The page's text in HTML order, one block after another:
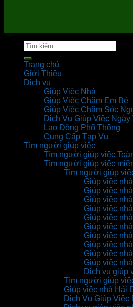
Tìm
kiếm:
Trang chủ
Giới Thiệu
Dịch vụ
Giúp Việc Nhà
Giúp Việc Chăm Em Bé
Giúp Việc Chăm Sóc
Dịch Vụ Giúp Việc Ngày
Lao Động Phổ Thông
Cung Cấp Tạp Vụ
Tìm người giúp việc
Tìm người giúp việc
Tìm người giúp việc
Tìm người giúp
Giúp việc
Giúp việc
Giúp việc
Giúp việc
Giúp việc
Giúp việc
Giúp việc
Giúp việc
Giúp việc
Giúp việc
Dịch vụ giúp
Tìm người giúp
Giúp việc nhà Hải
Dịch Vụ Giúp Việc